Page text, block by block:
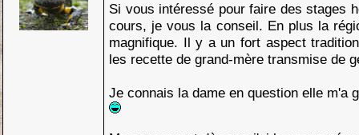
Si vous intéressé pour faire des stages
cours, je vous la conseil. En plus la
magnifique. Il y a un fort aspect
les recette de grand-mère transmise de
Je connais la dame en question elle m'a